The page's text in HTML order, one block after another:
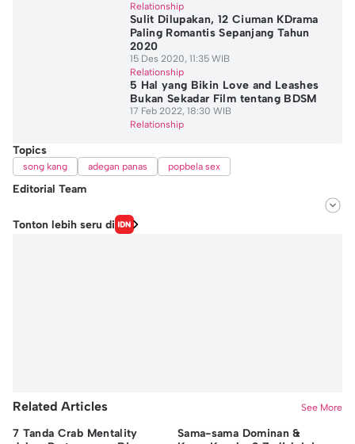
Relationship
Sulit Dilupakan, 12 Ciuman KDrama
Paling Romantis Sepanjang Tahun
2020
15 Des 2020, 11:35 WIB
Relationship
5 Hal yang Bikin Love and Leashes
Bukan Sekadar Film tentang BDSM
17 Feb 2022, 18:30 WIB
Relationship
Topics
song kang adegan panas popbela sex
Editorial Team
Editor
Hidayat Taufik
Tonton lebih seru di
Related Articles See More
7 Tanda Crab Mentality
Sama-sama Dominan &